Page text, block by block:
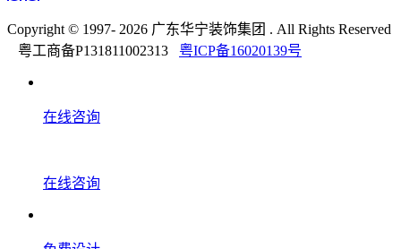
Copyright © 1997- 2026 广东华宁装饰集团 . All Rights Reserved
粤工商备P131811002313 粤ICP备16020139号
在线咨询
在线咨询